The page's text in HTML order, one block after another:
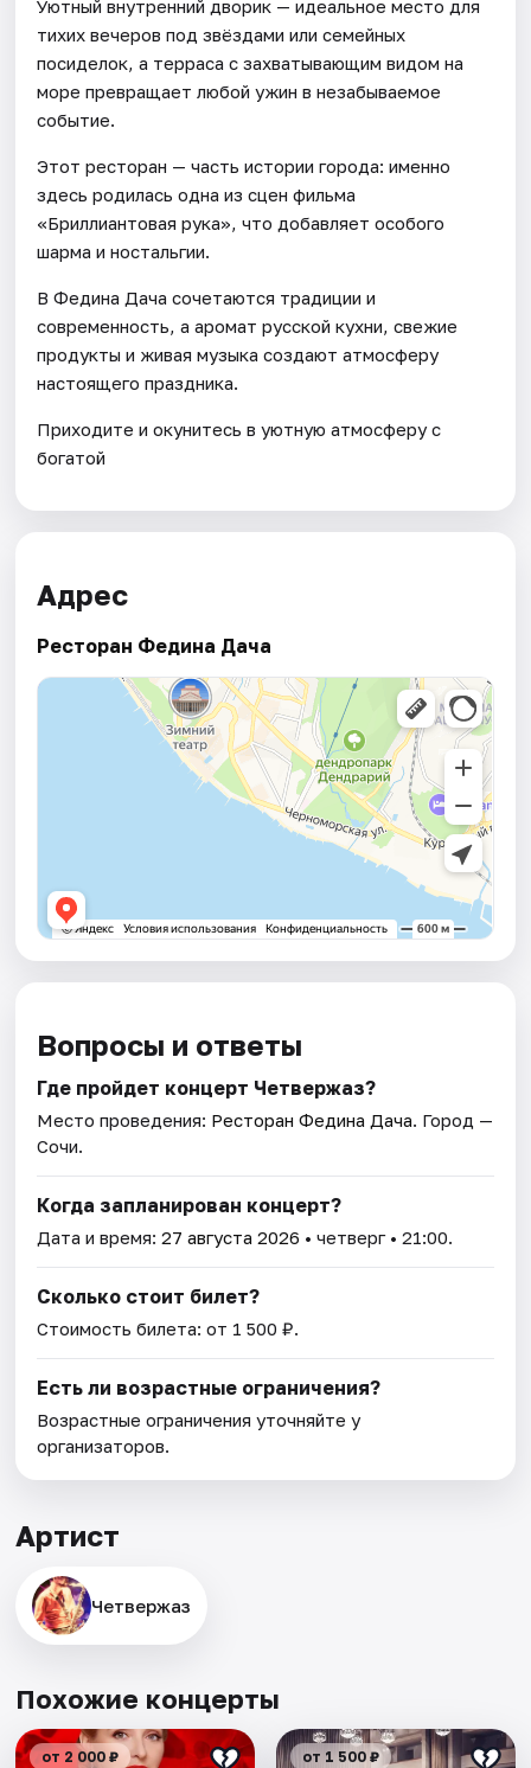
Уютный внутренний дворик — идеальное место для
тихих вечеров под звёздами или семейных
посиделок, а терраса с захватывающим видом на
море превращает любой ужин в незабываемое
событие.
Этот ресторан — часть истории города: именно
здесь родилась одна из сцен фильма
«Бриллиантовая рука», что добавляет особого
шарма и ностальгии.
В Федина Дача сочетаются традиции и
современность, а аромат русской кухни, свежие
продукты и живая музыка создают атмосферу
настоящего праздника.
Приходите и окунитесь в уютную атмосферу с
богатой
Адрес
Ресторан Федина Дача
Вопросы и ответы
Где пройдет концерт Четвержаз?
Место проведения: Ресторан Федина Дача. Город —
Сочи.
Когда запланирован концерт?
Дата и время:27 августа 2026 • четверг • 21:00.
Сколько стоит билет?
Стоимость билета: от 1 500 ₽.
Есть ли возрастные ограничения?
Возрастные ограничения уточняйте у
организаторов.
Артист
Четвержаз
Похожие концерты
от 2 000 ₽ от 1 500 ₽